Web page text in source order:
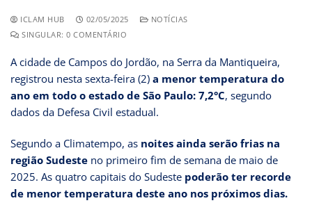
ICLAM HUB 02/05/2025
NOTÍCIAS
SINGULAR: 0 COMENTÁRIO
A cidade de Campos do Jordão, na Serra da Mantiqueira,
registrou nesta sexta-feira (2) a menor temperatura do
ano em todo o estado de São Paulo: 7,2°C, segundo
dados da Defesa Civil estadual.
Segundo a Climatempo, as noites ainda serão frias na
região Sudeste no primeiro fim de semana de maio de
2025. As quatro capitais do Sudeste poderão ter recorde
de menor temperatura deste ano nos próximos dias.